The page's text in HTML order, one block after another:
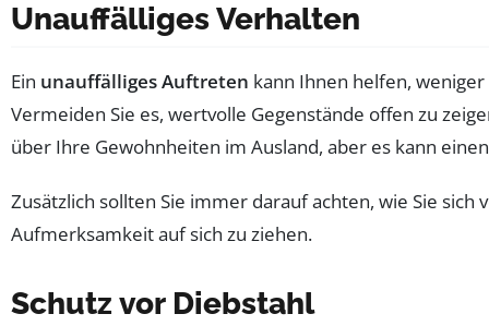
Unauffälliges Verhalten
Ein unauffälliges Auftreten kann Ihnen helfen,
Vermeiden Sie es, wertvolle Gegenstände offen zu
über Ihre Gewohnheiten im Ausland, aber es kann
Zusätzlich sollten Sie immer darauf achten, wie Sie
Aufmerksamkeit auf sich zu ziehen.
Schutz vor Diebstahl